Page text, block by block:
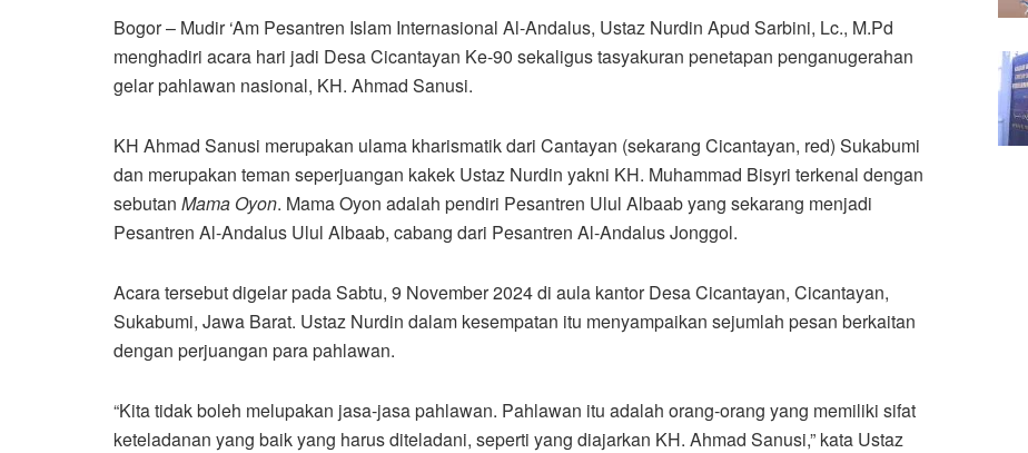
Bogor – Mudir ‘Am Pesantren Islam Internasional Al-Andalus, Ustaz Nurdin Apud Sarbini, Lc., M.Pd
menghadiri acara hari jadi Desa Cicantayan Ke-90 sekaligus tasyakuran penetapan penganugerahan
gelar pahlawan nasional, KH. Ahmad Sanusi.
KH Ahmad Sanusi merupakan ulama kharismatik dari Cantayan (sekarang Cicantayan, red) Sukabumi
dan merupakan teman seperjuangan kakek Ustaz Nurdin yakni KH. Muhammad Bisyri terkenal dengan
sebutan Mama Oyon. Mama Oyon adalah pendiri Pesantren Ulul Albaab yang sekarang menjadi
Pesantren Al-Andalus Ulul Albaab, cabang dari Pesantren Al-Andalus Jonggol.
Acara tersebut digelar pada Sabtu, 9 November 2024 di aula kantor Desa Cicantayan, Cicantayan,
Sukabumi, Jawa Barat. Ustaz Nurdin dalam kesempatan itu menyampaikan sejumlah pesan berkaitan
dengan perjuangan para pahlawan.
“Kita tidak boleh melupakan jasa-jasa pahlawan. Pahlawan itu adalah orang-orang yang memiliki sifat
keteladanan yang baik yang harus diteladani, seperti yang diajarkan KH. Ahmad Sanusi,” kata Ustaz